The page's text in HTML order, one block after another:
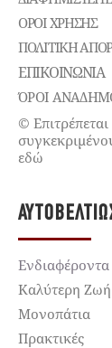
ΌΡΟΙ ΧΡΉΣΗΣ
ΠΟΛΙΤΙΚΉ
ΕΠΙΚΟΙΝΩΝΊΑ
ΌΡΟΙ
©
εδώ
Ενδιαφέροντα
Καλύτερη Ζωή
Μονοπάτια
Πρακτικές